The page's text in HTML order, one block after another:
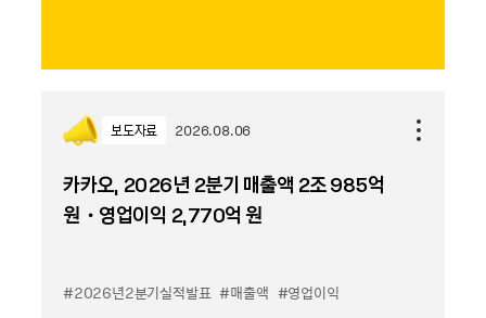
보도자료 2026.08.06
카카오, 2026년 2분기 매출액 2조 985억
원・영업이익 2,770억 원
#2026년2분기실적발표 #매출액 #영업이익